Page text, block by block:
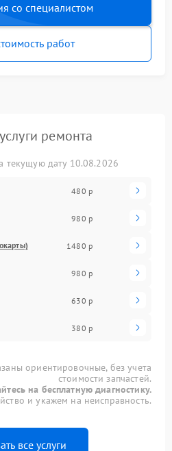
со специалистом
работ
ремонта
текущую дату 10.08.2026
480 р
980 р
1480 р
980 р
630 р
380 р
ориентировочные, без учета
стоимости запчастей.
на бесплатную диагностику.
и укажем на неисправность.
все услуги